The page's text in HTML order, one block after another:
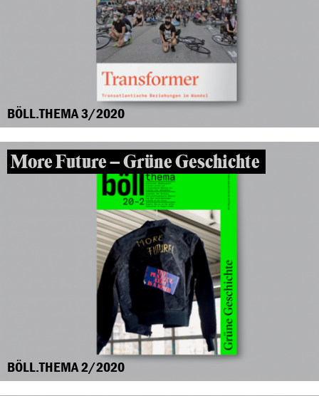
BÖLL.THEMA 3/2020
More Future – Grüne Geschichte
BÖLL.THEMA 2/2020